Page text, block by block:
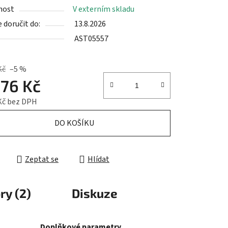
V externím skladu
doručit do:
13.8.2026
AST05557
–5 %
Kč
bez DPH
DO KOŠÍKU
Zeptat se Hlídat
(2) Diskuze